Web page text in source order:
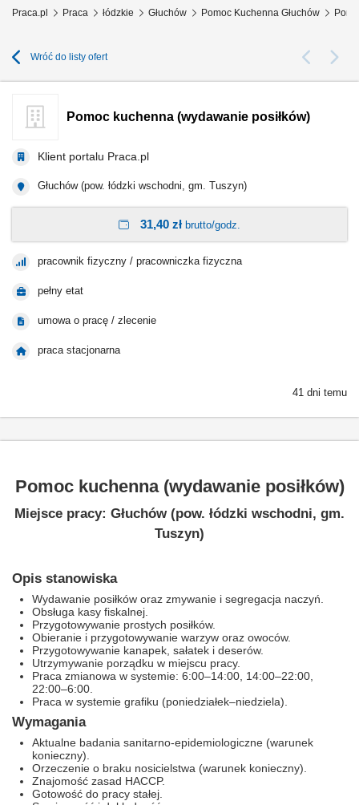
Praca.pl Praca łódzkie Głuchów Pomoc Kuchenna Głuchów
Wróć do listy ofert
Pomoc kuchenna (wydawanie posiłków)
Klient portalu Praca.pl
Głuchów (pow. łódzki wschodni, gm. Tuszyn)
31,40 zł brutto/godz.
pracownik fizyczny / pracowniczka fizyczna
pełny etat
umowa o pracę / zlecenie
praca stacjonarna
41 dni temu
Pomoc kuchenna (wydawanie posiłków)
Miejsce pracy: Głuchów (pow. łódzki wschodni, gm.
Tuszyn)
Opis stanowiska
Wydawanie posiłków oraz zmywanie i segregacja naczyń.
Obsługa kasy fiskalnej.
Przygotowywanie prostych posiłków.
Obieranie i przygotowywanie warzyw oraz owoców.
Przygotowywanie kanapek, sałatek i deserów.
Utrzymywanie porządku w miejscu pracy.
Praca zmianowa w systemie: 6:00–14:00, 14:00–22:00,
22:00–6:00.
Praca w systemie grafiku (poniedziałek–niedziela).
Wymagania
Aktualne badania sanitarno-epidemiologiczne (warunek
konieczny).
Orzeczenie o braku nosicielstwa (warunek konieczny).
Znajomość zasad HACCP.
Gotowość do pracy stałej.